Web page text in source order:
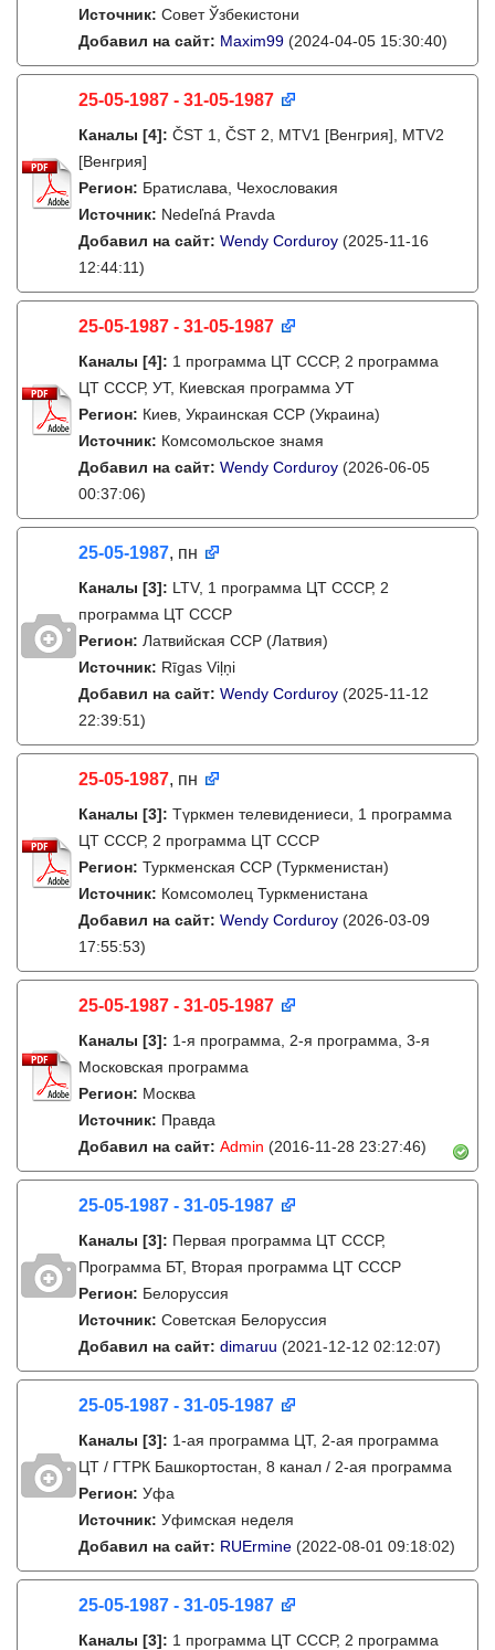
Источник: Совет Ўзбекистони
Добавил на сайт: Maxim99 (2024-04-05 15:30:40)
25-05-1987 - 31-05-1987
Каналы [4]: ČST 1, ČST 2, MTV1 [Венгрия], MTV2
[Венгрия]
Регион: Братислава, Чехословакия
Источник: Nedeľná Pravda
Добавил на сайт: Wendy Corduroy (2025-11-16
12:44:11)
25-05-1987 - 31-05-1987
Каналы [4]: 1 программа ЦТ СССР, 2 программа
ЦТ СССР, УТ, Киевская программа УТ
Регион: Киев, Украинская ССР (Украина)
Источник: Комсомольское знамя
Добавил на сайт: Wendy Corduroy (2026-06-05
00:37:06)
25-05-1987, пн
Каналы [3]: LTV, 1 программа ЦТ СССР, 2
программа ЦТ СССР
Регион: Латвийская ССР (Латвия)
Источник: Rīgas Viļņi
Добавил на сайт: Wendy Corduroy (2025-11-12
22:39:51)
25-05-1987, пн
Каналы [3]: Түркмен телевидениеси, 1 программа
ЦТ СССР, 2 программа ЦТ СССР
Регион: Туркменская ССР (Туркменистан)
Источник: Комсомолец Туркменистана
Добавил на сайт: Wendy Corduroy (2026-03-09
17:55:53)
25-05-1987 - 31-05-1987
Каналы [3]: 1-я программа, 2-я программа, 3-я
Московская программа
Регион: Москва
Источник: Правда
Добавил на сайт: Admin (2016-11-28 23:27:46)
25-05-1987 - 31-05-1987
Каналы [3]: Первая программа ЦТ СССР,
Программа БТ, Вторая программа ЦТ СССР
Регион: Белоруссия
Источник: Советская Белоруссия
Добавил на сайт: dimaruu (2021-12-12 02:12:07)
25-05-1987 - 31-05-1987
Каналы [3]: 1-ая программа ЦТ, 2-ая программа
ЦТ / ГТРК Башкортостан, 8 канал / 2-ая программа
Регион: Уфа
Источник: Уфимская неделя
Добавил на сайт: RUErmine (2022-08-01 09:18:02)
25-05-1987 - 31-05-1987
Каналы [3]: 1 программа ЦТ СССР, 2 программа